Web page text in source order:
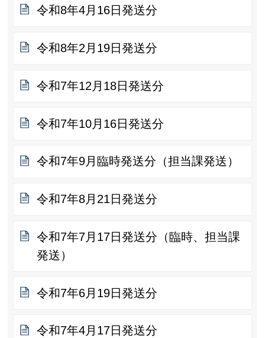
令和8年4月16日発送分
令和8年2月19日発送分
令和7年12月18日発送分
令和7年10月16日発送分
令和7年9月臨時発送分（担当課発送）
令和7年8月21日発送分
令和7年7月17日発送分（臨時、担当課
発送）
令和7年6月19日発送分
令和7年4月17日発送分